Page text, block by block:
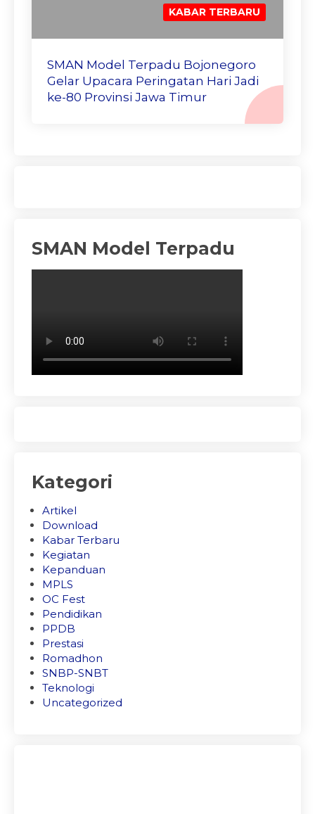
KABAR TERBARU
SMAN Model Terpadu Bojonegoro
Gelar Upacara Peringatan Hari Jadi
ke-80 Provinsi Jawa Timur
SMAN Model Terpadu
Kategori
Artikel
Download
Kabar Terbaru
Kegiatan
Kepanduan
MPLS
OC Fest
Pendidikan
PPDB
Prestasi
Romadhon
SNBP-SNBT
Teknologi
Uncategorized